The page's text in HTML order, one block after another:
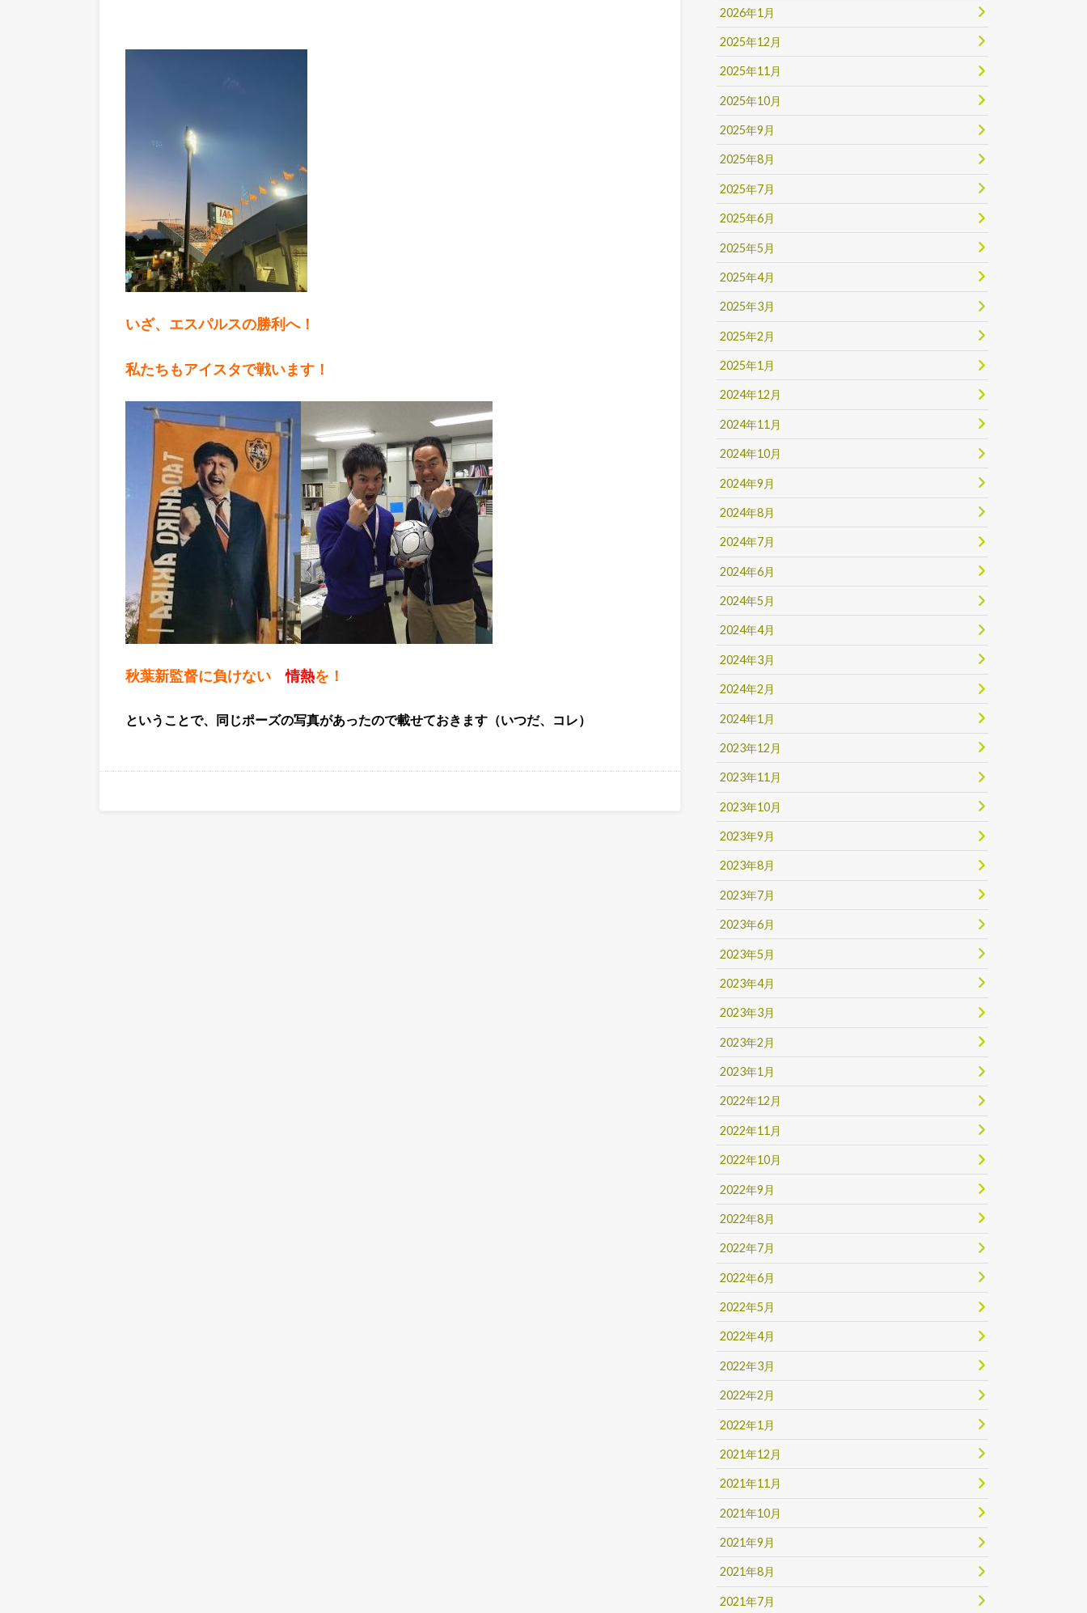
いざ、エスパルスの勝利へ！
私たちもアイスタで戦います！
秋葉新監督に負けない情熱を！
ということで、同じポーズの写真があったので載せておきます（いつだ、コレ）
2026年1月
2025年12月
2025年11月
2025年10月
2025年9月
2025年8月
2025年7月
2025年6月
2025年5月
2025年4月
2025年3月
2025年2月
2025年1月
2024年12月
2024年11月
2024年10月
2024年9月
2024年8月
2024年7月
2024年6月
2024年5月
2024年4月
2024年3月
2024年2月
2024年1月
2023年12月
2023年11月
2023年10月
2023年9月
2023年8月
2023年7月
2023年6月
2023年5月
2023年4月
2023年3月
2023年2月
2023年1月
2022年12月
2022年11月
2022年10月
2022年9月
2022年8月
2022年7月
2022年6月
2022年5月
2022年4月
2022年3月
2022年2月
2022年1月
2021年12月
2021年11月
2021年10月
2021年9月
2021年8月
2021年7月